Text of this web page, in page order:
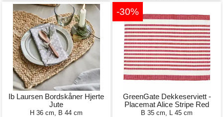
Ib Laursen Bordskåner Hjerte
Jute
H 36 cm, B 44 cm
-30%
GreenGate Dekkeserviett -
Placemat Alice Stripe Red
B 35 cm, L 45 cm